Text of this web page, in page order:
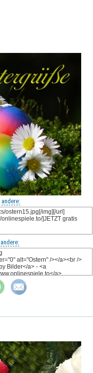
andere:
andere: